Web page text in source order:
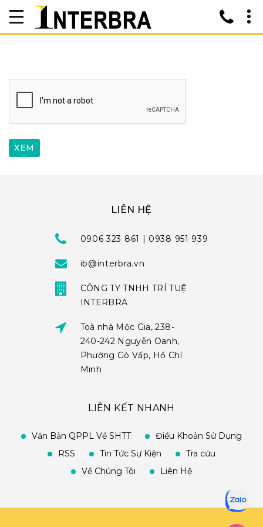
LIÊN HỆ
0906 323 861 | 0938 951 939
ib@interbra.vn
CÔNG TY TNHH TRÍ TUỆ
INTERBRA
Toà nhà Mộc Gia, 238-
240-242 Nguyễn Oanh,
Phường Gò Vấp, Hồ Chí
Minh
LIÊN KẾT NHANH
Văn Bản QPPL Về SHTT
Điều Khoản Sử Dụng
RSS
Tin Tức Sự Kiện
Tra cứu
Về Chúng Tôi
Liên Hệ